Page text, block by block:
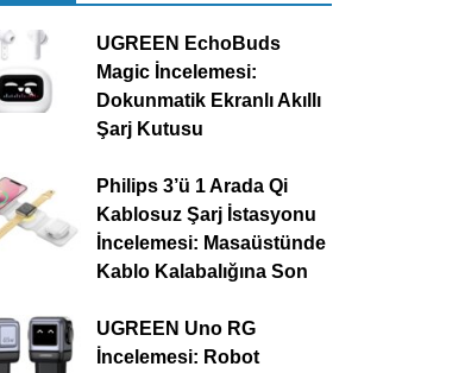
UGREEN EchoBuds
Magic İncelemesi:
Dokunmatik Ekranlı Akıllı
Şarj Kutusu
Philips 3’ü 1 Arada Qi
Kablosuz Şarj İstasyonu
İncelemesi: Masaüstünde
Kablo Kalabalığına Son
UGREEN Uno RG
İncelemesi: Robot